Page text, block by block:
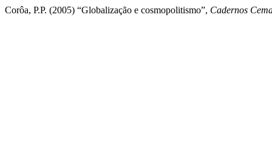
Corôa, P.P. (2005) “Globalização e cosmopolitismo”, Cadernos